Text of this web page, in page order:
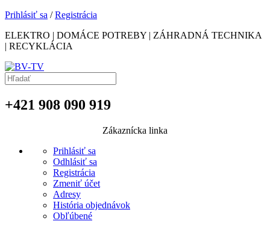
Prihlásiť sa /Registrácia
ELEKTRO | DOMÁCE POTREBY | ZÁHRADNÁ TECHNIKA
| RECYKLÁCIA
+421 908 090 919
Zákaznícka linka
Prihlásiť sa
Odhlásiť sa
Registrácia
Zmeniť účet
Adresy
História objednávok
Obľúbené